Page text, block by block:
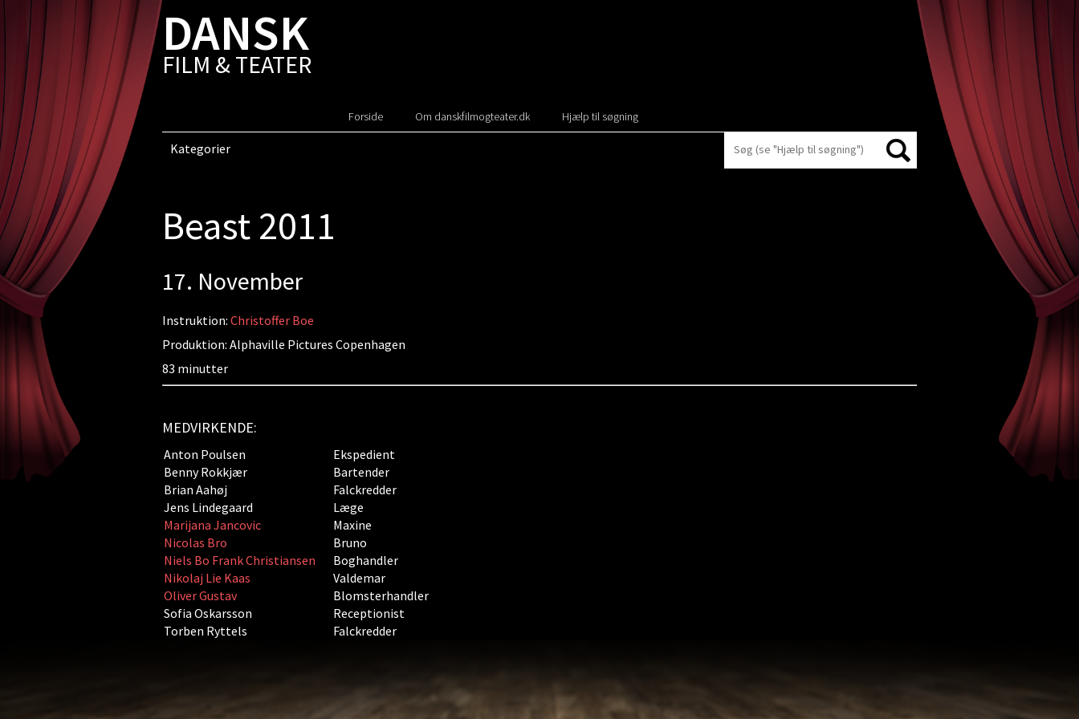
DANSK
FILM & TEATER
Forside Om danskfilmogteater.dk Hjælp til søgning
Kategorier
Beast 2011
17. November
Instruktion: Christoffer Boe
Produktion: Alphaville Pictures Copenhagen
83 minutter
MEDVIRKENDE:
Anton Poulsen
Ekspedient
Benny Rokkjær
Bartender
Brian Aahøj
Falckredder
Jens Lindegaard
Læge
Marijana Jancovic
Maxine
Nicolas Bro
Bruno
Niels Bo Frank Christiansen
Boghandler
Nikolaj Lie Kaas
Valdemar
Oliver Gustav
Blomsterhandler
Sofia Oskarsson
Receptionist
Torben Ryttels
Falckredder